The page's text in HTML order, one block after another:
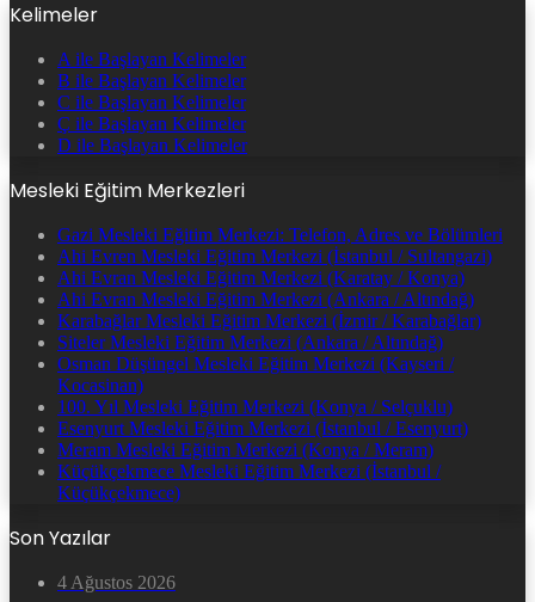
Kelimeler
A ile Başlayan Kelimeler
B ile Başlayan Kelimeler
C ile Başlayan Kelimeler
Ç ile Başlayan Kelimeler
D ile Başlayan Kelimeler
Mesleki Eğitim Merkezleri
Gazi Mesleki Eğitim Merkezi: Telefon, Adres ve Bölümleri
Ahi Evren Mesleki Eğitim Merkezi (İstanbul / Sultangazi)
Ahi Evran Mesleki Eğitim Merkezi (Karatay / Konya)
Ahi Evran Mesleki Eğitim Merkezi (Ankara / Altındağ)
Karabağlar Mesleki Eğitim Merkezi (İzmir / Karabağlar)
Siteler Mesleki Eğitim Merkezi (Ankara / Altındağ)
Osman Düşüngel Mesleki Eğitim Merkezi (Kayseri /
Kocasinan)
100. Yıl Mesleki Eğitim Merkezi (Konya / Selçuklu)
Esenyurt Mesleki Eğitim Merkezi (İstanbul / Esenyurt)
Meram Mesleki Eğitim Merkezi (Konya / Meram)
Küçükçekmece Mesleki Eğitim Merkezi (İstanbul /
Küçükçekmece)
Son Yazılar
4 Ağustos 2026